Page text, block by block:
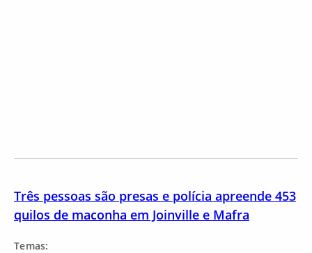
Três pessoas são presas e polícia apreende 453
quilos de maconha em Joinville e Mafra
Temas: